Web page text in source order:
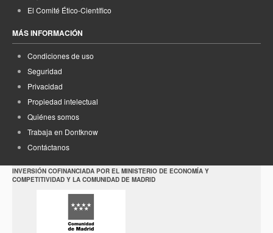
El Comité Ético-Científico
MÁS INFORMACIÓN
Condiciones de uso
Seguridad
Privacidad
Propiedad intelectual
Quiénes somos
Trabaja en Dontknow
Contáctanos
INVERSIÓN COFINANCIADA POR EL MINISTERIO DE ECONOMÍA Y
COMPETITIVIDAD Y LA COMUNIDAD DE MADRID